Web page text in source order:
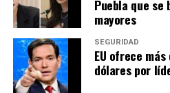
Puebla que
mayores
SEGURIDAD
EU ofrece
dólares por